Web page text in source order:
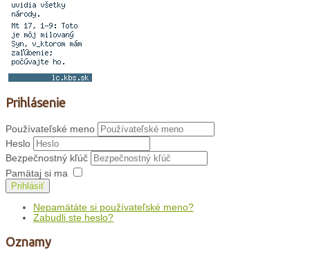
Prihlásenie
Používateľské meno
Heslo
Bezpečnostný kľúč
Pamätaj si ma
Prihlásiť
Nepamätáte si používateľské meno?
Zabudli ste heslo?
Oznamy